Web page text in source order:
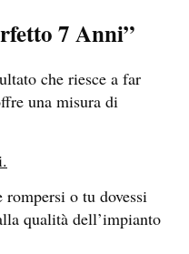
7 Anni”
che riesce a far
una misura di
rompersi o tu dovessi
qualità dell’impianto